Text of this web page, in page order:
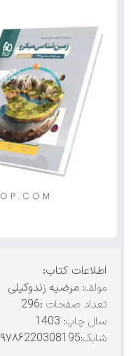
اطلاعات کتاب:
مولف: مرضیه زندوکیلی
تعداد صفحات :296
سال چاپ:
شابک:۹۷۸۶220308195